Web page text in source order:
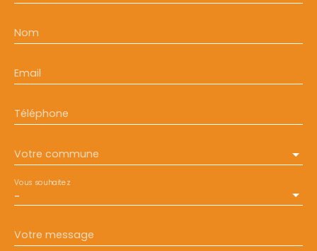
Nom
Email
Téléphone
Votre commune
-
Vous souhaitez
Votre message